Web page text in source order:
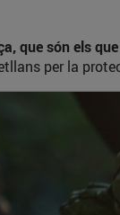
que són els
per la